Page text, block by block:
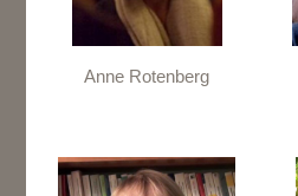
Anne Rotenberg